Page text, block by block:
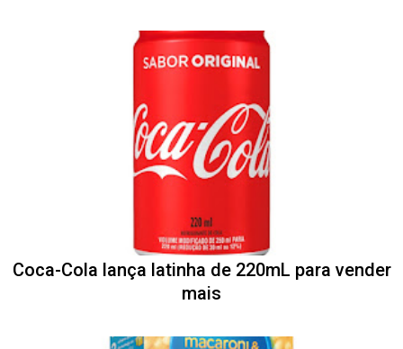
Coca-Cola lança latinha de 220mL para vender
mais